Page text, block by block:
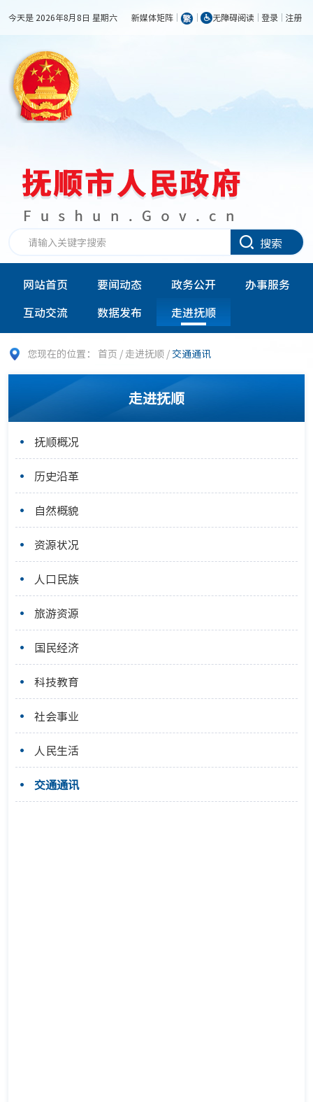
今天是 2026年8月8日 星期六 新媒体矩阵 无障碍阅读 登录 注册
搜索
网站首页 要闻动态 政务公开
办事服务
互动交流
数据发布 走进抚顺
您现在的位置： 首页 / 走进抚顺 / 交通通讯
走进抚顺
抚顺概况
历史沿革
自然概貌
资源状况
人口民族
旅游资源
国民经济
科技教育
社会事业
人民生活
交通通讯